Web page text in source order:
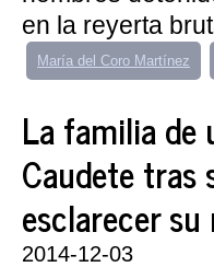
en la reyerta
María del Coro Martínez
La familia de
Caudete tras
esclarecer
2014-12-03